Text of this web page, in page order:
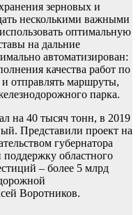
зерновых и
несколькими важными
оптимальную
на дальние
автоматизирован:
качества работ по
отправлять маршруты,
парка.
на 40 тысяч тонн, в 2019
Представили проект на
губернатора
областного
– более 5 млрд
Воротников.